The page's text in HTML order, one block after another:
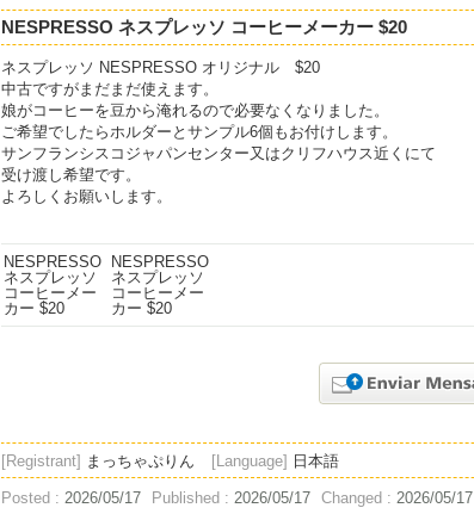
NESPRESSO ネスプレッソ コーヒーメーカー $20
ネスプレッソ NESPRESSO オリジナル $20
中古ですがまだまだ使えます。
娘がコーヒーを豆から淹れるので必要なくなりました。
ご希望でしたらホルダーとサンプル6個もお付けします。
サンフランシスコジャパンセンター又はクリフハウス近くにて
受け渡し希望です。
よろしくお願いします。
[Registrant] まっちゃぷりん [Language] 日本語
Posted : 2026/05/17 Published : 2026/05/17 Changed : 2026/05/17